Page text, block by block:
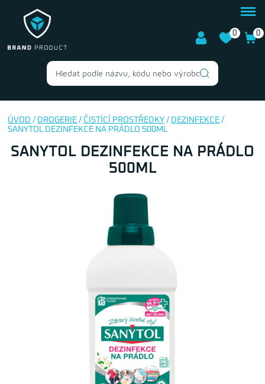
0 0
ÚVOD / DROGERIE / ČISTÍCÍ PROSTŘEDKY / DEZINFEKCE /
SANYTOL DEZINFEKCE NA PRÁDLO 500ML
SANYTOL DEZINFEKCE NA PRÁDLO
500ML